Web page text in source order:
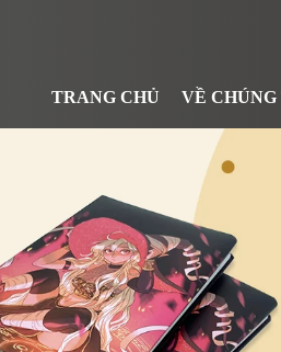
TRANG CHỦ VỀ CHÚNG